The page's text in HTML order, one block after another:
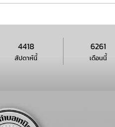
สัปดาห์นี้
4418
เดือนนี้
6261